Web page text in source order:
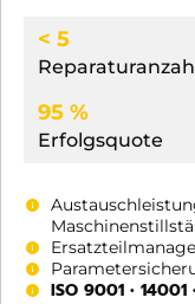
< 5
95 %
Erfolgsquote
ISO 9001 • 14001